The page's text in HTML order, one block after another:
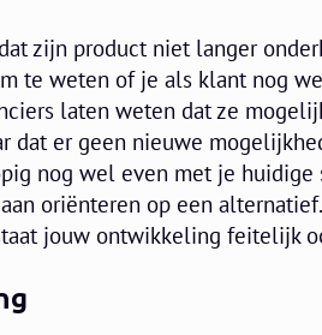
zijn product niet langer
te weten of je als klant nog
laten weten dat ze
dat er geen nieuwe
nog wel even met je huidige
oriënteren op een
jouw ontwikkeling feitelijk